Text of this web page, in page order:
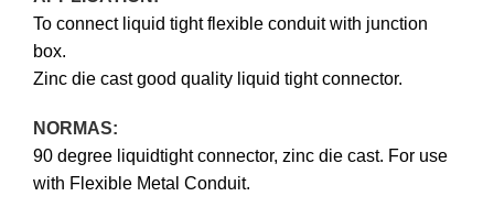
To connect liquid tight flexible conduit with junction
box.
Zinc die cast good quality liquid tight connector.
NORMAS:
90 degree liquidtight connector, zinc die cast. For use
with Flexible Metal Conduit.